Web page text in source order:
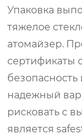
Упаковка
тяжелое
атомайзер.
сертификаты
безопасность
надежный
рисковать с
является